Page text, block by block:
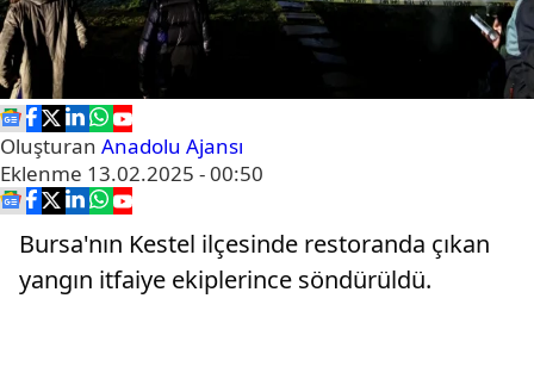
Oluşturan Anadolu Ajansı
Eklenme 13.02.2025 - 00:50
Bursa'nın Kestel ilçesinde restoranda çıkan
yangın itfaiye ekiplerince söndürüldü.